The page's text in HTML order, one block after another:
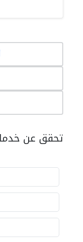
تحقق عن